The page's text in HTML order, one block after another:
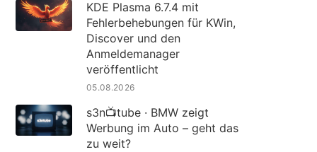
KDE Plasma 6.7.4 mit
Fehlerbehebungen für KWin,
Discover und den
Anmeldemanager
veröffentlicht
05.08.2026
s3n📺tube · BMW zeigt
Werbung im Auto – geht das
zu weit?